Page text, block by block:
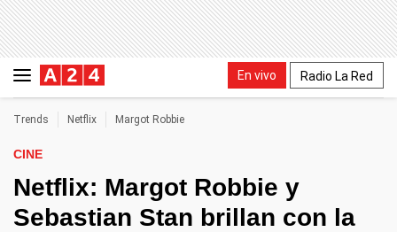
En vivo Radio La Red
Trends Netflix Margot Robbie
CINE
Netflix: Margot Robbie y
Sebastian Stan brillan con la